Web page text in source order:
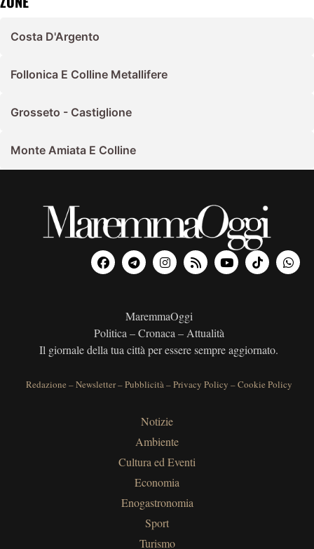
Costa D'Argento
Follonica E Colline Metallifere
Grosseto - Castiglione
Monte Amiata E Colline
MaremmaOggi
Politica – Cronaca – Attualità
Il giornale della tua città per essere sempre aggiornato.
Redazione –Newsletter–Pubblicità–Privacy Policy –Cookie Policy
Notizie
Ambiente
Cultura ed Eventi
Economia
Enogastronomia
Sport
Turismo